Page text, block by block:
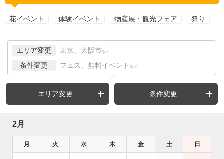
花イベント 体験イベント 物産展・観光フェア 祭り
エリア変更 東京、大阪市 など
条件変更 フェス、無料イベント など
エリア変更 条件変更
2月
月 火 水 木 金 土 日